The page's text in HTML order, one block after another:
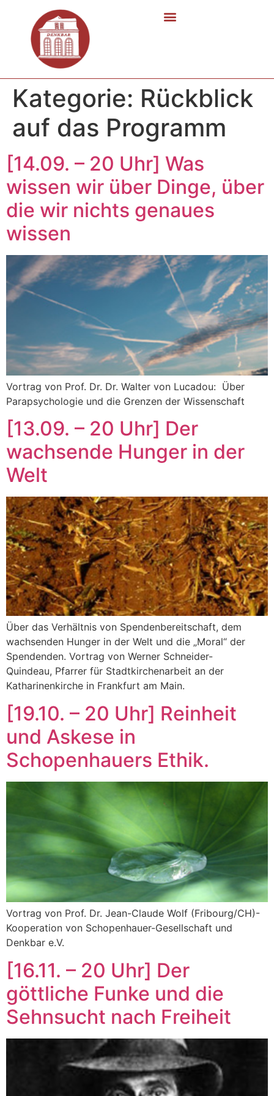
Kategorie: Rückblick
auf das Programm
[14.09. – 20 Uhr] Was
wissen wir über Dinge, über
die wir nichts genaues
wissen
Vortrag von Prof. Dr. Dr. Walter von Lucadou: Über
Parapsychologie und die Grenzen der Wissenschaft
[13.09. – 20 Uhr] Der
wachsende Hunger in der
Welt
Über das Verhältnis von Spendenbereitschaft, dem
wachsenden Hunger in der Welt und die „Moral“ der
Spendenden. Vortrag von Werner Schneider-
Quindeau, Pfarrer für Stadtkirchenarbeit an der
Katharinenkirche in Frankfurt am Main.
[19.10. – 20 Uhr] Reinheit
und Askese in
Schopenhauers Ethik.
Vortrag von Prof. Dr. Jean-Claude Wolf (Fribourg/CH)-
Kooperation von Schopenhauer-Gesellschaft und
Denkbar e.V.
[16.11. – 20 Uhr] Der
göttliche Funke und die
Sehnsucht nach Freiheit